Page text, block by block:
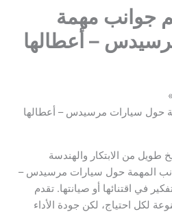
جوانب مهمة
– أعطالها
حول سيارات مرسيدس – أعطالها
طويل من الابتكار والهندسة
المهمة حول سيارات مرسيدس –
في اقتنائها أو صيانتها. تقدم
لكل احتياج، لكن جودة الأداء